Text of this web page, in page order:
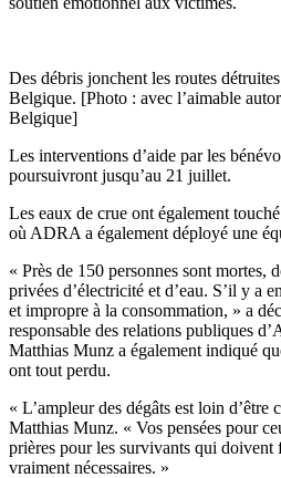
Des débris jonchent les routes
Belgique. [Photo : avec l’aimable
Belgique]
Les interventions d’aide par les
poursuivront jusqu’au 21 juillet.
Les eaux de crue ont également
où ADRA a également déployé une
« Près de 150 personnes sont mortes,
privées d’électricité et d’eau. S’il y a
et impropre à la consommation, » a
responsable des relations publiques
Matthias Munz a également indiqué
ont tout perdu.
« L’ampleur des dégâts est loin d’être
Matthias Munz. « Vos pensées pour
prières pour les survivants qui doivent
vraiment nécessaires. »